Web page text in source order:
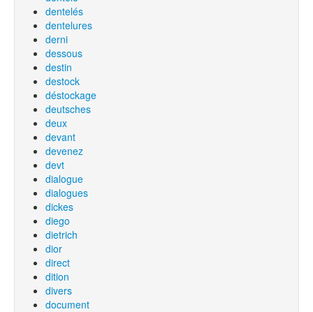
dentelés
dentelures
derni
dessous
destin
destock
déstockage
deutsches
deux
devant
devenez
devt
dialogue
dialogues
dickes
diego
dietrich
dior
direct
dition
divers
document